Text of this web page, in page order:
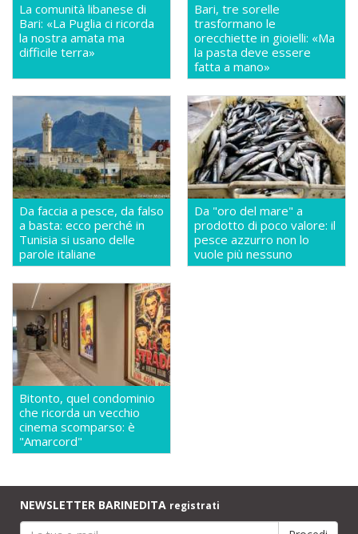
La comunità libanese di
Bari: «La Puglia ci ricorda
la nostra amata ma
difficile terra»
Bari, tre sorelle
trasformano le
orecchiette in gioielli: «Ma
la pasta deve essere
fatta a mano»
Da faccia a pesce, da falso
a basta: ecco perché in
Tunisia si usano delle
parole italiane
Da "oro del mare" a
prodotto di poco valore: il
pesce azzurro non lo
vuole più nessuno
Bitonto, quel condominio
che ricorda un vecchio
cinema scomparso: è
"Amarcord"
NEWSLETTER BARINEDITA registrati